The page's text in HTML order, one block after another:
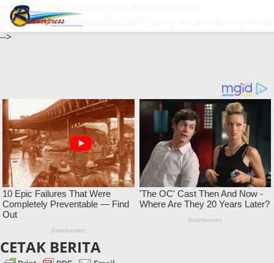
https://bugaruche.com/dAmKFnzWd.GoNiv-
ZDGvUM/DeFm/9EupZZUsl/kFPSTuY/ywNqDUcRx/N/j/A/
-->
CETAK BERITA